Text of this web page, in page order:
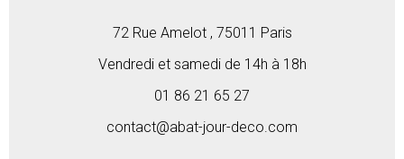
72 Rue Amelot , 75011 Paris
Vendredi et samedi de 14h à 18h
01 86 21 65 27
contact@abat-jour-deco.com